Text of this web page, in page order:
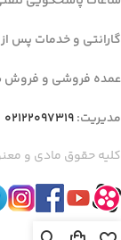
گارانتی و خدمات پس
عمده فروشی و فروش
مدیریت:02122097319
کلیه حقوق مادی و